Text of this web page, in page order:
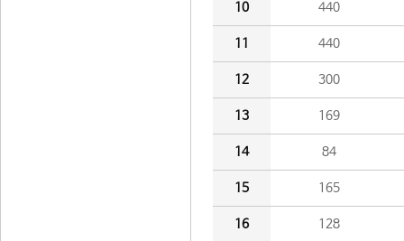
10 440
11 440
12 300
13 169
14 84
15 165
16 128